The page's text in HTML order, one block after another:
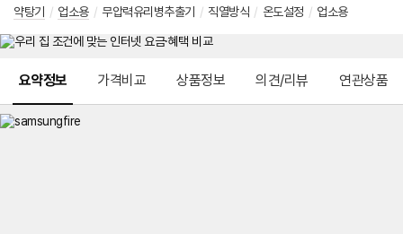
약탕기 / 업소용 / 무압력유리병추출기 / 직열방식 / 온도설정 / 업소용
요약정보 가격비교 상품정보 의견/리뷰 연관상품